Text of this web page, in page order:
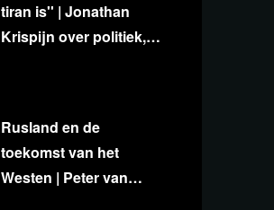
tiran is'' | Jonathan
Krispijn over politiek,
Rusland en de
toekomst van het
Westen | Peter van